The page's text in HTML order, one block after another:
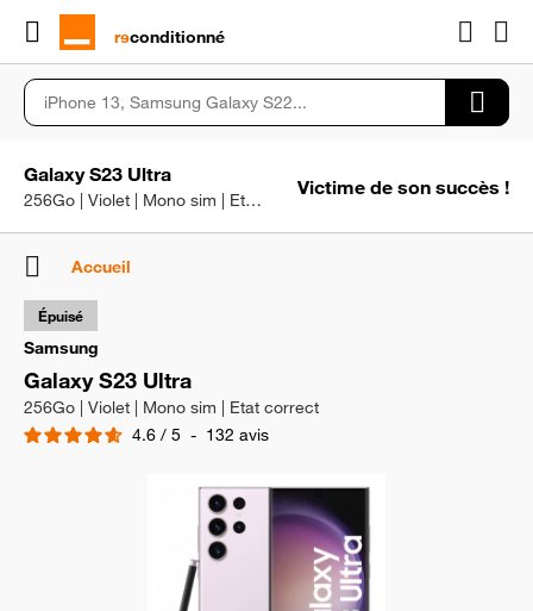
rɘconditionné
Galaxy S23 Ultra
256Go | Violet | Mono sim | Etat correct
Victime de son succès !
Accueil
Samsung
Galaxy S23 Ultra
256Go | Violet | Mono sim | Etat correct
4.6 / 5 - 132 avis
Épuisé